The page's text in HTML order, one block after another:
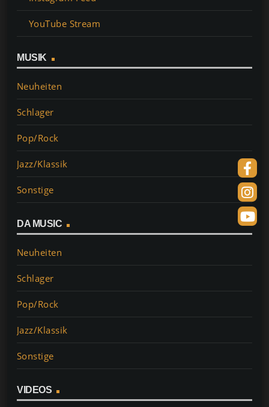
YouTube Stream
MUSIK
Neuheiten
Schlager
Pop/Rock
Jazz/Klassik
Sonstige
DA MUSIC
Neuheiten
Schlager
Pop/Rock
Jazz/Klassik
Sonstige
VIDEOS